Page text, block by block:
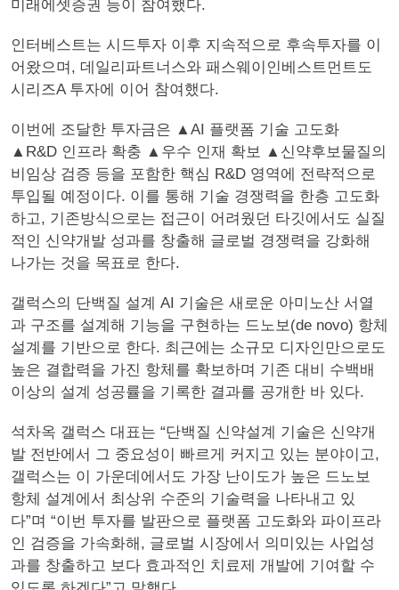
미래에셋증권 등이 참여했다.
인터베스트는 시드투자 이후 지속적으로 후속투자를 이
어왔으며, 데일리파트너스와 패스웨이인베스트먼트도
시리즈A 투자에 이어 참여했다.
이번에 조달한 투자금은 ▲AI 플랫폼 기술 고도화
▲R&D 인프라 확충 ▲우수 인재 확보 ▲신약후보물질의
비임상 검증 등을 포함한 핵심 R&D 영역에 전략적으로
투입될 예정이다. 이를 통해 기술 경쟁력을 한층 고도화
하고, 기존방식으로는 접근이 어려웠던 타깃에서도 실질
적인 신약개발 성과를 창출해 글로벌 경쟁력을 강화해
나가는 것을 목표로 한다.
갤럭스의 단백질 설계 AI 기술은 새로운 아미노산 서열
과 구조를 설계해 기능을 구현하는 드노보(de novo) 항체
설계를 기반으로 한다. 최근에는 소규모 디자인만으로도
높은 결합력을 가진 항체를 확보하며 기존 대비 수백배
이상의 설계 성공률을 기록한 결과를 공개한 바 있다.
석차옥 갤럭스 대표는 “단백질 신약설계 기술은 신약개
발 전반에서 그 중요성이 빠르게 커지고 있는 분야이고,
갤럭스는 이 가운데에서도 가장 난이도가 높은 드노보
항체 설계에서 최상위 수준의 기술력을 나타내고 있
다”며 “이번 투자를 발판으로 플랫폼 고도화와 파이프라
인 검증을 가속화해, 글로벌 시장에서 의미있는 사업성
과를 창출하고 보다 효과적인 치료제 개발에 기여할 수